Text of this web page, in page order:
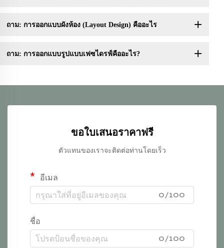
ถาม: การออกแบบผังห้อง (Layout Design) คืออะไร
ถาม: การออกแบบรูปแบบเฟซไดรฟ์คืออะไร?
ขอใบเสนอราคาฟรี
ตัวแทนของเราจะติดต่อท่านโดยเร็ว
อีเมล
0/100
ชื่อ
0/100